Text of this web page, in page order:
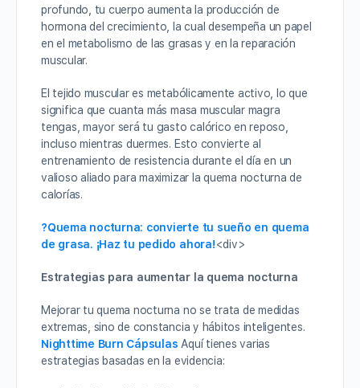
profundo, tu cuerpo aumenta la producción de
hormona del crecimiento, la cual desempeña un papel
en el metabolismo de las grasas y en la reparación
muscular.
El tejido muscular es metabólicamente activo, lo que
significa que cuanta más masa muscular magra
tengas, mayor será tu gasto calórico en reposo,
incluso mientras duermes. Esto convierte al
entrenamiento de resistencia durante el día en un
valioso aliado para maximizar la quema nocturna de
calorías.
?Quema nocturna: convierte tu sueño en quema
de grasa. ¡Haz tu pedido ahora!<div>
Estrategias para aumentar la quema nocturna
Mejorar tu quema nocturna no se trata de medidas
extremas, sino de constancia y hábitos inteligentes.
Nighttime Burn Cápsulas Aquí tienes varias
estrategias basadas en la evidencia: